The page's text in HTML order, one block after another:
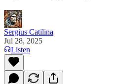
Sergius Catilina
Jul 28, 2025
Listen